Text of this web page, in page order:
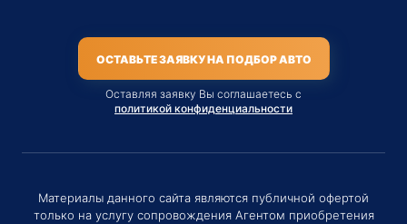
ОСТАВЬТЕ ЗАЯВКУ НА ПОДБОР АВТО
Оставляя заявку Вы соглашаетесь с
политикой конфиденциальности
Материалы данного сайта являются публичной офертой
только на услугу сопровождения Агентом приобретения